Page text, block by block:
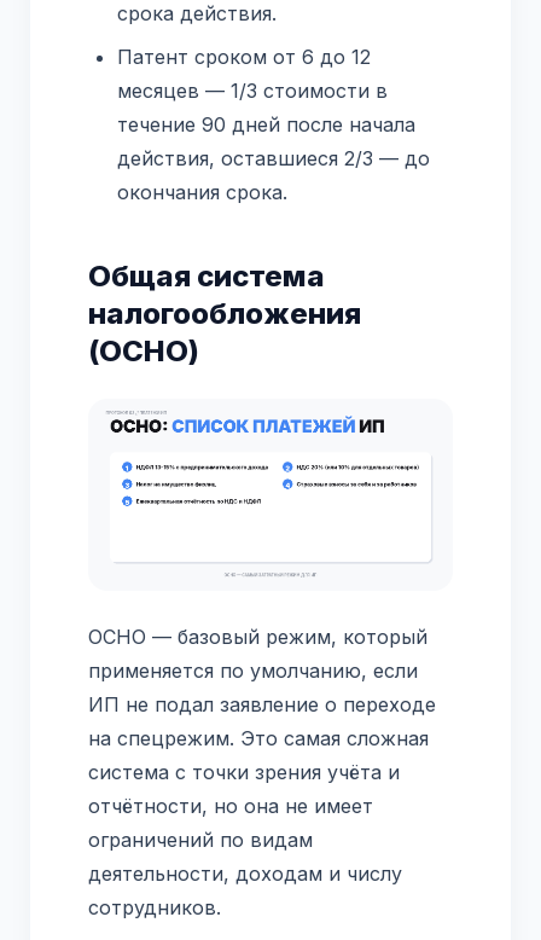
срока действия.
Патент сроком от 6 до 12
месяцев — 1/3 стоимости в
течение 90 дней после начала
действия, оставшиеся 2/3 — до
окончания срока.
Общая система
налогообложения
(ОСНО)
ОСНО — базовый режим, который
применяется по умолчанию, если
ИП не подал заявление о переходе
на спецрежим. Это самая сложная
система с точки зрения учёта и
отчётности, но она не имеет
ограничений по видам
деятельности, доходам и числу
сотрудников.